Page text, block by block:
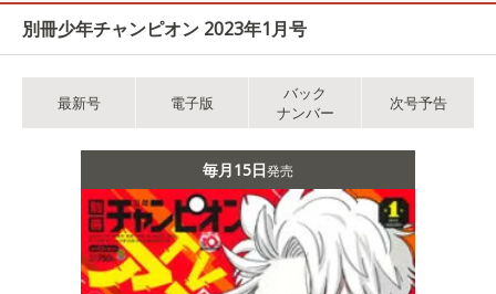
別冊少年チャンピオン 2023年1月号
最新号 電子版
バック
ナンバー
次号予告
毎月15日発売